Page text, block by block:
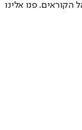
פנו אלינו